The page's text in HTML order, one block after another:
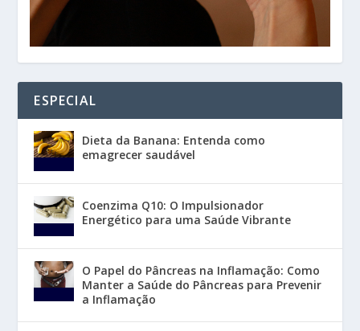
ESPECIAL
Dieta da Banana: Entenda como
emagrecer saudável
Coenzima Q10: O Impulsionador
Energético para uma Saúde Vibrante
O Papel do Pâncreas na Inflamação: Como
Manter a Saúde do Pâncreas para Prevenir
a Inflamação